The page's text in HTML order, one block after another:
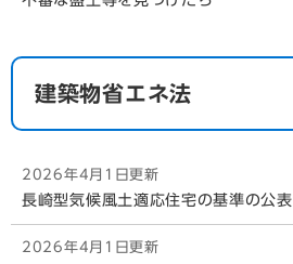
建築物省エネ法
2026年4月1日更新
長崎型気候風土適応住宅の基準の公表
2026年4月1日更新